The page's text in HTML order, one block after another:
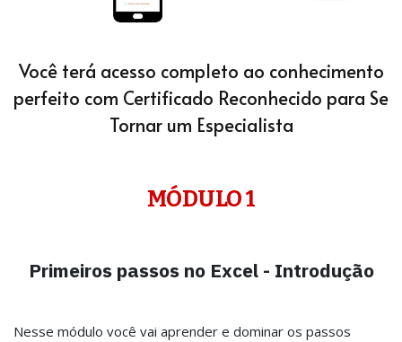
Você terá acesso completo ao conhecimento
perfeito com Certificado Reconhecido para Se
Tornar um Especialista
MÓDULO 1
Primeiros passos no Excel - Introdução
Nesse módulo você vai aprender e dominar os passos